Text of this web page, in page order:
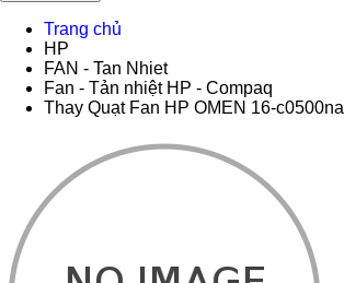
Trang chủ
HP
FAN - Tan Nhiet
Fan - Tản nhiệt HP - Compaq
Thay Quạt Fan HP OMEN 16-c0500na